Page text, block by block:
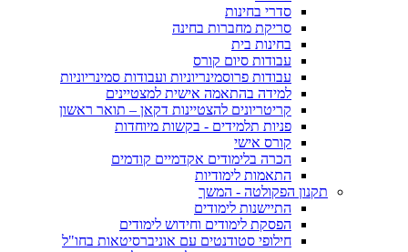
סדרי בחינות
סריקת מחברות בחינה
בחינות בית
עבודות סיום קורס
עבודות פרוסמינריוניות ועבודות סמינריוניות
למידה בהתאמה אישית למצטיינים
קריטריונים להצטיינות דקאן – תואר ראשון
פניות תלמידים - בקשות מיוחדות
קורס אישי
הכרה בלימודים אקדמיים קודמים
התאמות לימודיות
תקנון הפקולטה - המשך
התיישנות לימודים
הפסקת לימודים וחידוש לימודים
חילופי סטודנטים עם אוניברסיטאות בחו"ל